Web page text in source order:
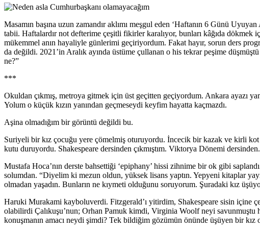
Masamın başına uzun zamandır aklımı meşgul eden ‘Haftanın 6 Günü
tabii. Haftalardır not defterime çeşitli fikirler karalıyor, bunları kâğıda
mükemmel anın hayaliyle günlerimi geçiriyordum. Fakat hayır, sorun ders
da değildi. 2021’in Aralık ayında üstüme çullanan o his tekrar peşime
ne?”
***
Okuldan çıkmış, metroya gitmek için üst geçitten geçiyordum. Ankara ayazı
Yolum o küçük kızın yanından geçmeseydi keyfim hayatta kaçmazdı.
Aşina olmadığım bir görüntü değildi bu.
Suriyeli bir kız çocuğu yere çömelmiş oturuyordu. İncecik bir kazak ve kirli kot
kutu duruyordu. Shakespeare dersinden çıkmıştım. Viktorya Dönemi
Mustafa Hoca’nın derste bahsettiği ‘epiphany’ hissi zihnime bir ok gibi
solumdan. “Diyelim ki mezun oldun, yüksek lisans yaptın. Yepyeni kitaplar
olmadan yaşadın. Bunların ne kıymeti olduğunu soruyorum. Şuradaki kız
Haruki Murakami kayboluverdi. Fitzgerald’ı yitirdim, Shakespeare sisin içine
olabilirdi Çalıkuşu’nun; Orhan Pamuk kimdi, Virginia Woolf neyi
konuşmanın amacı neydi şimdi? Tek bildiğim gözümün önünde üşüyen bir kız